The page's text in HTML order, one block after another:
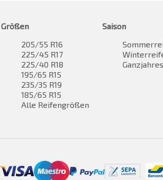
Größen
205/55 R16
225/45 R17
225/40 R18
195/65 R15
235/35 R19
185/65 R15
Alle Reifengrößen
Saison